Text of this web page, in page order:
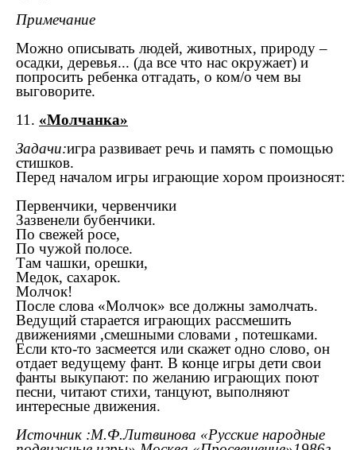
Примечание
Можно описывать людей, животных, природу –
осадки, деревья... (да все что нас окружает) и
попросить ребенка отгадать, о ком/о чем вы
выговорите.
11. «Молчанка»
Задачи:игра развивает речь и память с помощью
стишков.
Перед началом игры играющие хором произносят:
Первенчики, червенчики
Зазвенели бубенчики.
По свежей росе,
По чужой полосе.
Там чашки, орешки,
Медок, сахарок.
Молчок!
После слова «Молчок» все должны замолчать.
Ведущий старается играющих рассмешить
движениями ,смешными словами , потешками.
Если кто-то засмеется или скажет одно слово, он
отдает ведущему фант. В конце игры дети свои
фанты выкупают: по желанию играющих поют
песни, читают стихи, танцуют, выполняют
интересные движения.
Источник :М.Ф.Литвинова «Русские народные